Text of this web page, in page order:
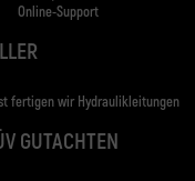
Online-Support
fertigen wir Hydraulikleitungen
GUTACHTEN